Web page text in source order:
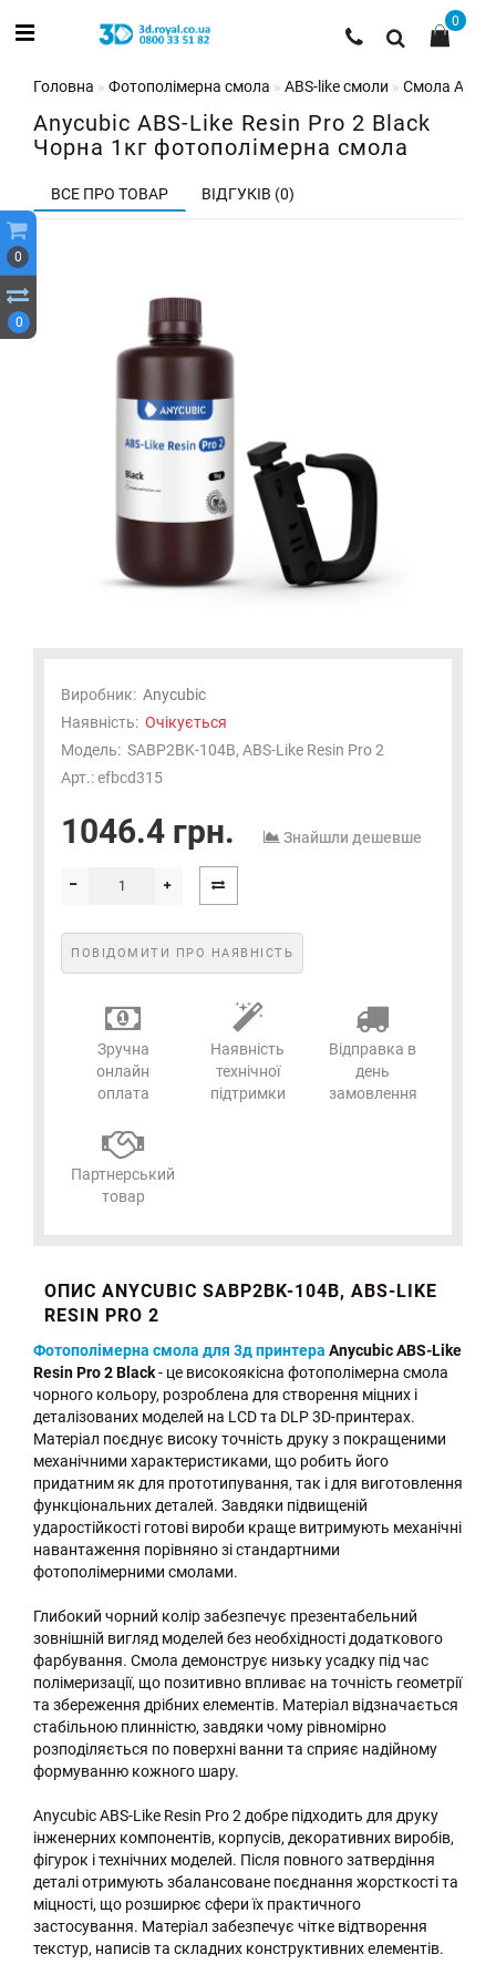
0
0
0
Головна Фотополімерна смола ABS-like смоли Смола
Anycubic ABS-Like Resin Pro 2 Black
Чорна 1кг фотополімерна смола
ВСЕ ПРО ТОВАР ВІДГУКІВ (0)
Виробник: Anycubic
Наявність: Очікується
Модель: SABP2BK-104B, ABS-Like Resin Pro 2
Арт.: efbcd315
1046.4 грн. Знайшли дешевше
ПОВІДОМИТИ ПРО НАЯВНІСТЬ
Зручна
онлайн
оплата
Наявність
технічної
підтримки
Відправка в
день
замовлення
Партнерський
товар
ОПИС ANYCUBIC SABP2BK-104B, ABS-LIKE
RESIN PRO 2
Фотополімерна смола для 3д принтера Anycubic ABS-Like
Resin Pro 2 Black- це високоякісна фотополімерна смола
чорного кольору, розроблена для створення міцних і
деталізованих моделей на LCD та DLP 3D-принтерах.
Матеріал поєднує високу точність друку з покращеними
механічними характеристиками, що робить його
придатним як для прототипування, так і для виготовлення
функціональних деталей. Завдяки підвищеній
ударостійкості готові вироби краще витримують механічні
навантаження порівняно зі стандартними
фотополімерними смолами.
Глибокий чорний колір забезпечує презентабельний
зовнішній вигляд моделей без необхідності додаткового
фарбування. Смола демонструє низьку усадку під час
полімеризації, що позитивно впливає на точність геометрії
та збереження дрібних елементів. Матеріал відзначається
стабільною плинністю, завдяки чому рівномірно
розподіляється по поверхні ванни та сприяє надійному
формуванню кожного шару.
Anycubic ABS-Like Resin Pro 2 добре підходить для друку
інженерних компонентів, корпусів, декоративних виробів,
фігурок і технічних моделей. Після повного затвердіння
деталі отримують збалансоване поєднання жорсткості та
міцності, що розширює сфери їх практичного
застосування. Матеріал забезпечує чітке відтворення
текстур, написів та складних конструктивних елементів.